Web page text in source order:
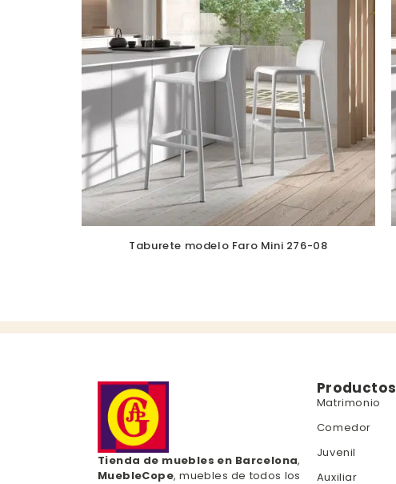
Taburete modelo Faro Mini 276-08
Tienda de muebles en Barcelona,
MuebleCope, muebles de todos los
Productos
Matrimonio
Comedor
Juvenil
Auxiliar